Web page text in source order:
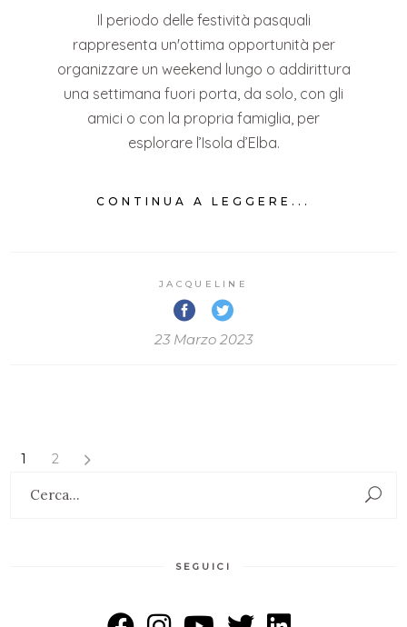
Il periodo delle festività pasquali
rappresenta un'ottima opportunità per
organizzare un weekend lungo o addirittura
una settimana fuori porta, da solo, con gli
amici o con la propria famiglia, per
esplorare l’Isola d’Elba.
CONTINUA A LEGGERE...
JACQUELINE
23 Marzo 2023
1 2
SEGUICI